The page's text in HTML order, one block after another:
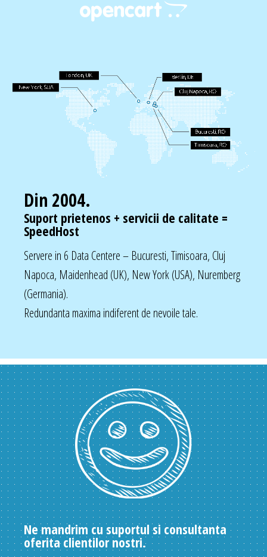
Din 2004.
Suport prietenos + servicii de calitate =
SpeedHost
Servere in 6 Data Centere – Bucuresti, Timisoara, Cluj
Napoca, Maidenhead (UK), New York (USA), Nuremberg
(Germania).
Redundanta maxima indiferent de nevoile tale.
Ne mandrim cu suportul si consultanta
oferita clientilor nostri.